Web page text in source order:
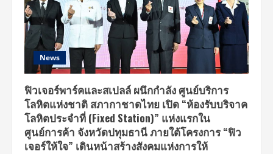
News
ฟิวเจอร์พาร์คและสเปลล์ ผนึกกำลัง ศูนย์บริการ
โลหิตแห่งชาติ สภากาชาดไทย เปิด “ห้องรับบริจาค
โลหิตประจำที่ (Fixed Station)” แห่งแรกใน
ศูนย์การค้า จังหวัดปทุมธานี ภายใต้โครงการ “ฟิว
เจอร์ให้ใจ” เดินหน้าสร้างสังคมแห่งการให้